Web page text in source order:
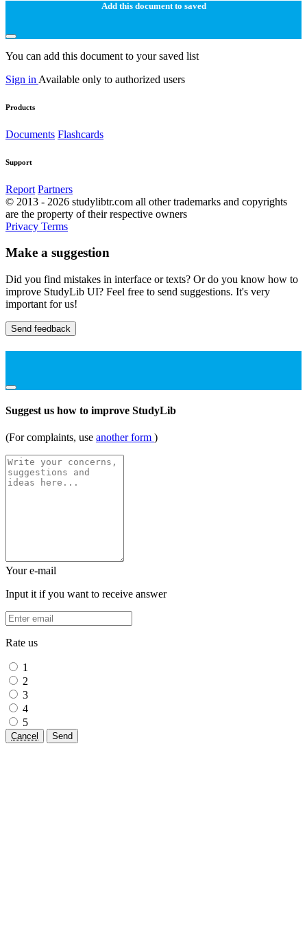
Add this document to saved
You can add this document to your saved list
Sign in Available only to authorized users
Products
Documents Flashcards
Support
Report Partners
© 2013 - 2026 studylibtr.com all other trademarks and copyrights
are the property of their respective owners
Privacy Terms
Make a suggestion
Did you find mistakes in interface or texts? Or do you know how to
improve StudyLib UI? Feel free to send suggestions. It's very
important for us!
Send feedback
Suggest us how to improve StudyLib
(For complaints, use another form )
Your e-mail
Input it if you want to receive answer
Rate us
1
2
3
4
5
Cancel Send